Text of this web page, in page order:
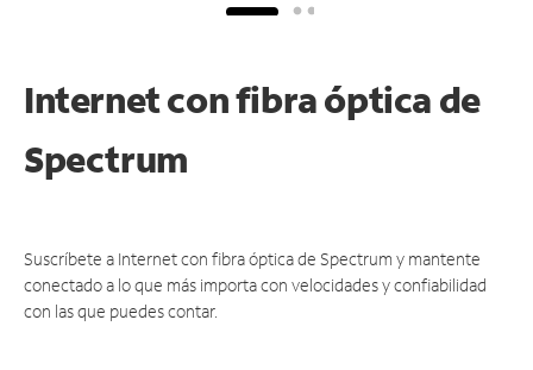
Internet con fibra óptica de
Spectrum
Suscríbete a Internet con fibra óptica de Spectrum y mantente
conectado a lo que más importa con velocidades y confiabilidad
con las que puedes contar.